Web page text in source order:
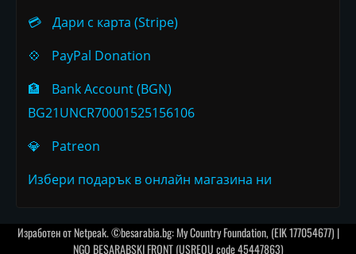
💳
Дари с карта (Stripe)
💠
PayPal Donation
🏦
Bank Account (BGN)
BG21UNCR70001525156106
💎
Patreon
Избери подарък в онлайн магазина ни
Изработен отNetpeak. ©besarabia.bg: My Country Foundation, (EIK 177054677) |
NGO BESARABSKI FRONT (USREOU code 45447863)